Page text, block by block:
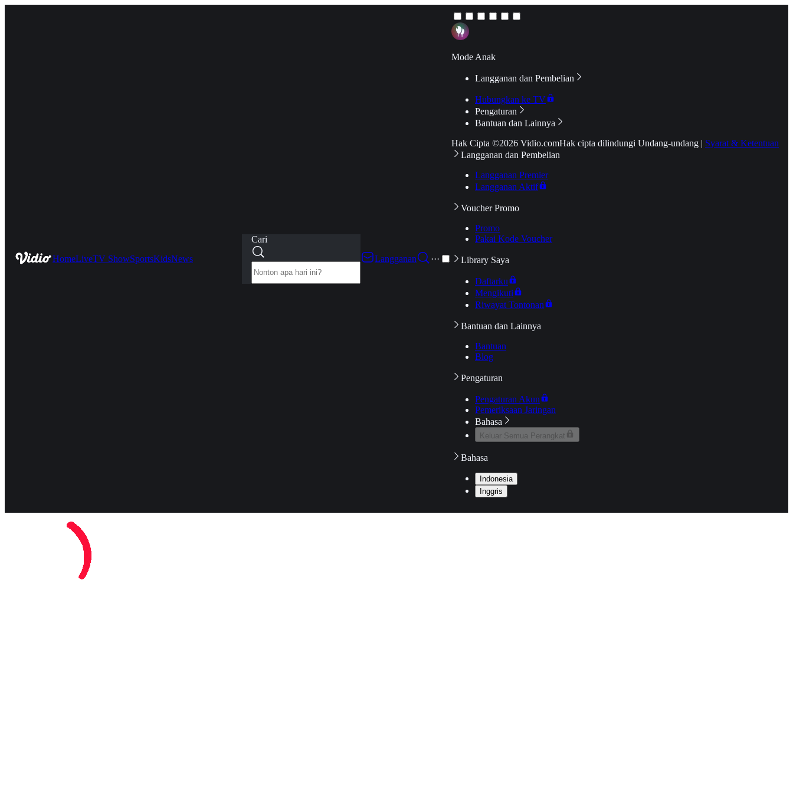
HomeLiveTV ShowSportsKidsNews
Cari
Langganan
···
Mode Anak
Langganan dan Pembelian
Hubungkan ke TV
Pengaturan
Bantuan dan Lainnya
Hak Cipta ©2026 Vidio.comHak cipta dilindungi Undang-undang | Syarat & Ketentuan
Langganan dan Pembelian
Langganan Premier
Langganan Aktif
Voucher Promo
Promo
Pakai Kode Voucher
Library Saya
Daftarku
Mengikuti
Riwayat Tontonan
Bantuan dan Lainnya
Bantuan
Blog
Pengaturan
Pengaturan Akun
Pemeriksaan Jaringan
Bahasa
Keluar Semua Perangkat
Bahasa
Indonesia
Inggris